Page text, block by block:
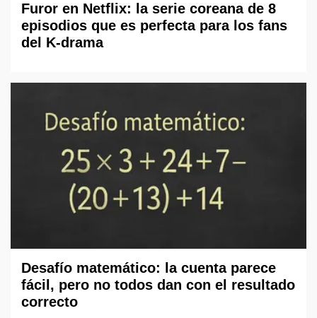
Furor en Netflix: la serie coreana de 8
episodios que es perfecta para los fans
del K-drama
Desafío matemático: la cuenta parece
fácil, pero no todos dan con el resultado
correcto